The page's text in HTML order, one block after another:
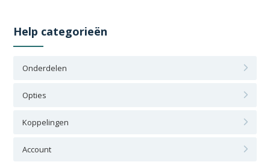
Help categorieën
Onderdelen
Opties
Koppelingen
Account